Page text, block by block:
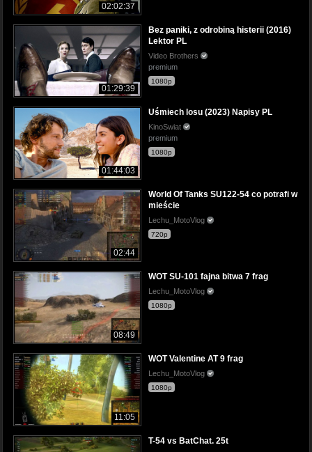
02:02:37
01:29:39
Bez paniki, z odrobiną histerii (2016)
Lektor PL
Video Brothers
premium
1080p
01:44:03
Uśmiech losu (2023) Napisy PL
KinoSwiat
premium
1080p
02:44
World Of Tanks SU122-54 co potrafi w
mieście
Lechu_MotoVlog
720p
08:49
WOT SU-101 fajna bitwa 7 frag
Lechu_MotoVlog
1080p
11:05
WOT Valentine AT 9 frag
Lechu_MotoVlog
1080p
T-54 vs BatChat. 25t